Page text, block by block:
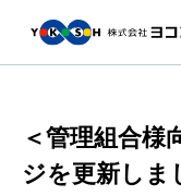
＜管理組合様
ジを更新しま